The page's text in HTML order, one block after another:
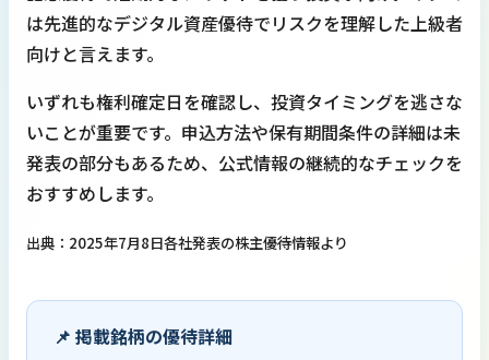
は先進的なデジタル資産優待でリスクを理解した上級者
向けと言えます。
いずれも権利確定日を確認し、投資タイミングを逃さな
いことが重要です。申込方法や保有期間条件の詳細は未
発表の部分もあるため、公式情報の継続的なチェックを
おすすめします。
出典：2025年7月8日各社発表の株主優待情報より
📌 掲載銘柄の優待詳細